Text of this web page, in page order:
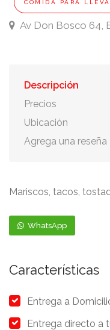
COMIDA PARA
Av Don Bosco 64,
Descripción
Precios
Ubicación
Agrega una reseña
Mariscos, tacos,
WhatsApp
Características
Entrega a
Entrega directo a